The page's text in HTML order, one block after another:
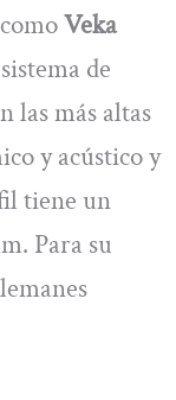
Veka
de
las más altas
y acústico y
tiene un
Para su